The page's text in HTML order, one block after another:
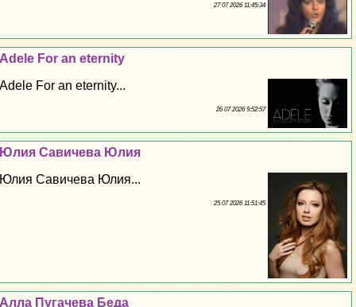
27 07 2026 11:45:34
Adele For an eternity
Adele For an eternity...
26 07 2026 9:52:57
Юлия Савичева Юлия
Юлия Савичева Юлия...
25 07 2026 11:51:45
Алла Пугачева Беда